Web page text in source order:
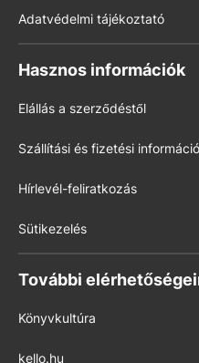
Adatvédelmi tájékoztató
Hasznos információk
Elállás a szerződéstől
Szállítási és fizetési
Hírlevél-feliratkozás
Sütikezelés
További
Könyvkultúra
kello.hu